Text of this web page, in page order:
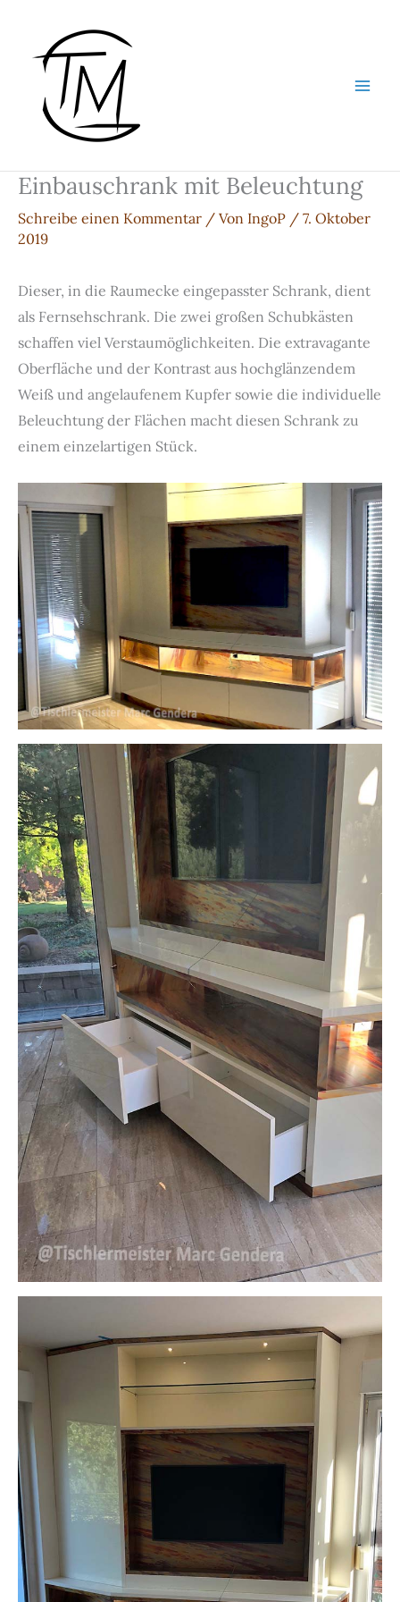
springen
Einbauschrank mit Beleuchtung
Schreibe einen Kommentar / Von IngoP / 7. Oktober
2019
Dieser, in die Raumecke eingepasster Schrank, dient
als Fernsehschrank. Die zwei großen Schubkästen
schaffen viel Verstaumöglichkeiten. Die extravagante
Oberfläche und der Kontrast aus hochglänzendem
Weiß und angelaufenem Kupfer sowie die individuelle
Beleuchtung der Flächen macht diesen Schrank zu
einem einzelartigen Stück.